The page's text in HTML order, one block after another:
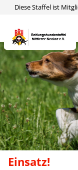
Zum
springen
Diese Staffel ist
Einsatz!